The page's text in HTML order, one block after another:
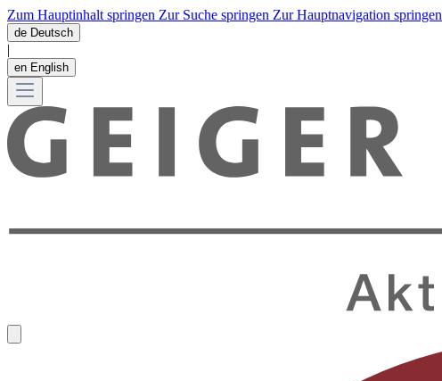
Zum Hauptinhalt springen Zur Suche springen Zur Hauptnavigation springen
de Deutsch
|
en English